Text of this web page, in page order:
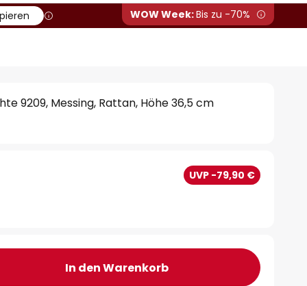
WOW Week:Bis zu -70%
9209, Messing, Rattan, Höhe 36,5 cm
UVP -79,90 €
In den Warenkorb